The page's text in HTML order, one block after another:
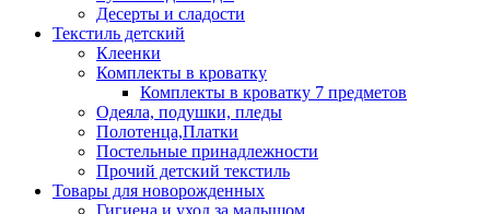
Десерты и сладости
Текстиль детский
Клеенки
Комплекты в кроватку
Комплекты в кроватку 7 предметов
Одеяла, подушки, пледы
Полотенца,Платки
Постельные принадлежности
Прочий детский текстиль
Товары для новорожденных
Гигиена и уход за малышом